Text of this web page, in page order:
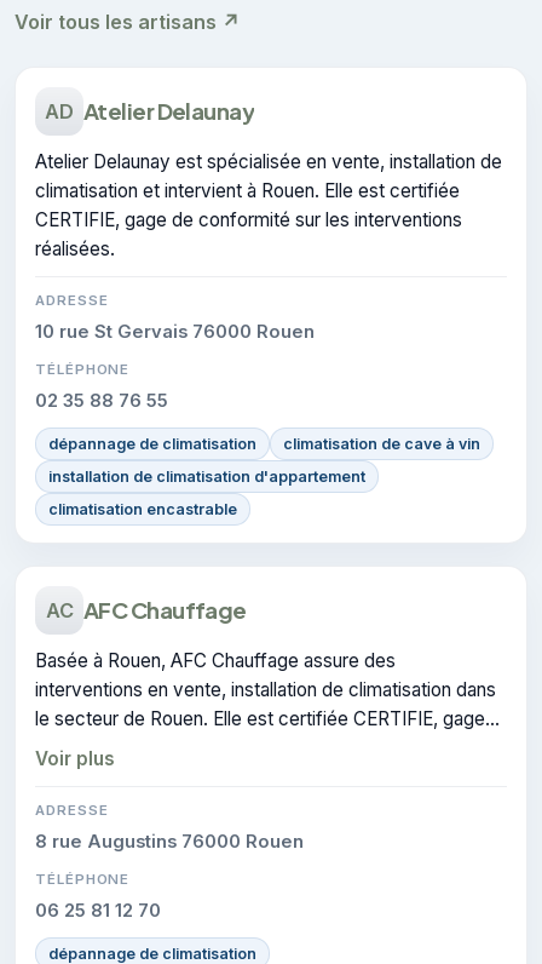
Voir tous les artisans ↗
AD Atelier Delaunay
Atelier Delaunay est spécialisée en vente, installation de
climatisation et intervient à Rouen. Elle est certifiée
CERTIFIE, gage de conformité sur les interventions
réalisées.
ADRESSE
10 rue St Gervais 76000 Rouen
TÉLÉPHONE
02 35 88 76 55
dépannage de climatisation
climatisation de cave à vin
installation de climatisation d'appartement
climatisation encastrable
AC AFC Chauffage
Basée à Rouen, AFC Chauffage assure des
interventions en vente, installation de climatisation dans
le secteur de Rouen. Elle est certifiée CERTIFIE, gage
de conformité sur les interventions réalisées.
Voir plus
ADRESSE
8 rue Augustins 76000 Rouen
TÉLÉPHONE
06 25 81 12 70
dépannage de climatisation